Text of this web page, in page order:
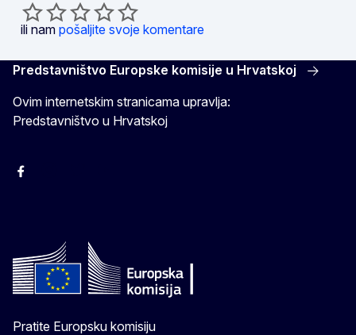
ili nam pošaljite svoje komentare
Predstavništvo Europske komisije u Hrvatskoj
Ovim internetskim stranicama upravlja:
Predstavništvo u Hrvatskoj
Facebook
Pratite Europsku komisiju